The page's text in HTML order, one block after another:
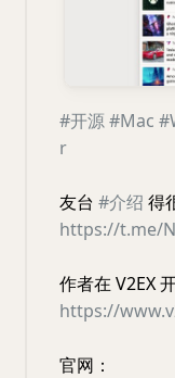
#开源#Mac
r
友台 #介绍 得
https://t.me/
作者在 V2EX
https://
官网：